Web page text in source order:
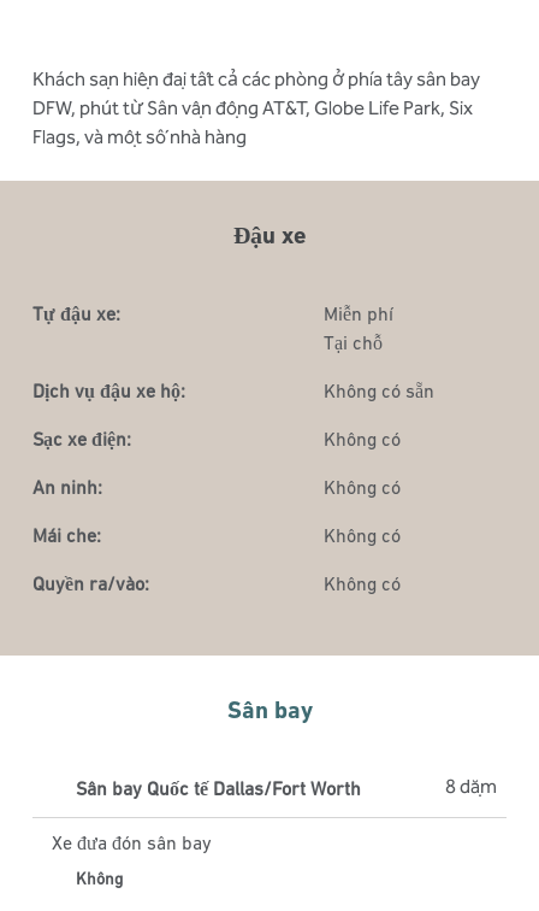
Khách sạn hiện đại tất cả các phòng ở phía tây sân bay
DFW, phút từ Sân vận động AT&T, Globe Life Park, Six
Flags, và một số nhà hàng
Đậu xe
Tự đậu xe:
Miễn phí
Tại chỗ
Dịch vụ đậu xe hộ: Không có sẵn
Sạc xe điện: Không có
An ninh: Không có
Mái che: Không có
Quyền ra/vào: Không có
Sân bay
Sân bay Quốc tế Dallas/Fort Worth 8 dặm
Xe đưa đón sân bay
Không